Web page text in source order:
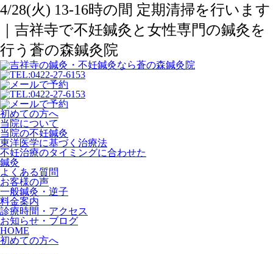
4/28(火) 13-16時の間 定期清掃を行います
｜吉祥寺で不妊鍼灸と女性専門の鍼灸を
行う蒼の森鍼灸院
初めての方へ
当院について
当院の不妊鍼灸
東洋医学に基づく治療法
不妊治療のタイミングに合わせた
鍼灸
よくある質問
お客様の声
一般鍼灸・逆子
料金案内
診療時間・アクセス
お知らせ・ブログ
HOME
初めての方へ